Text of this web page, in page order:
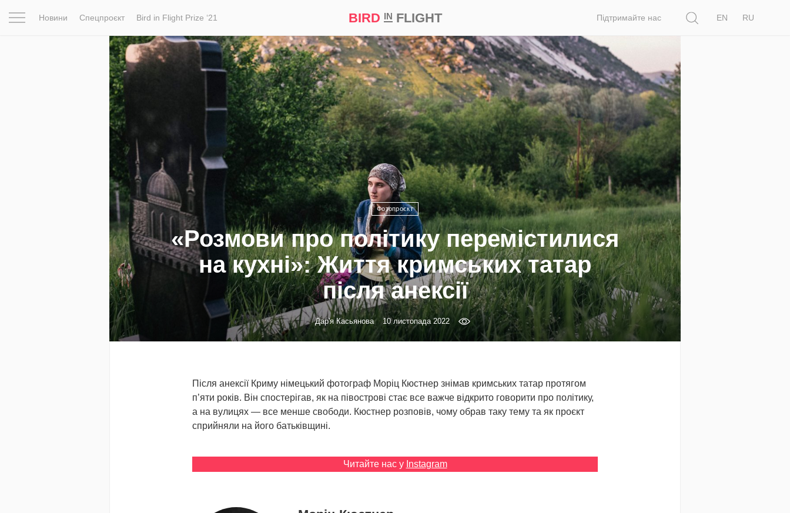
Новини Спецпроєкт Bird in Flight Prize ‘21 BIRD INFLIGHT Підтримайте нас
EN
RU
Фотопроєкт Новини Світ Архітектура Професія Bird in Flight Prize ‘21
Фотопроєкт
«‎Розмови про політику перемістилися
на кухні»‎: Життя кримських татар
після анексії
Дар'я Касьянова 10 листопада 2022
Після анексії Криму німецький фотограф Моріц Кюстнер знімав кримських татар протягом
п’яти років. Він спостерігав, як на півострові стає все важче відкрито говорити про політику,
а на вулицях — все менше свободи. Кюстнер розповів, чому обрав таку тему та як проєкт
сприйняли на його батьківщині.
Читайте нас у Instagram